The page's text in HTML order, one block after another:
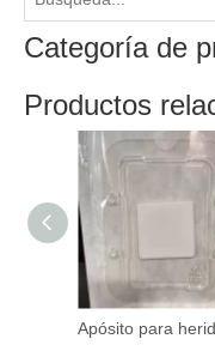
Categoría de
Productos